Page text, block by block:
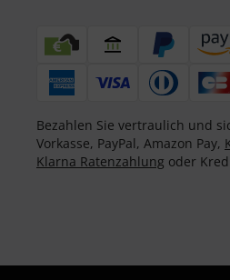
Bezahlen Sie vertraulich und
Vorkasse, PayPal, Amazon Pay,
Klarna Ratenzahlung oder